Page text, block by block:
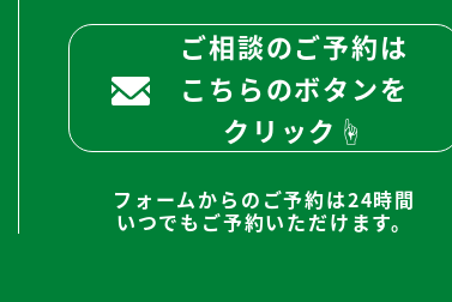
ご相談のご予約は
こちらのボタンを
クリック☝
フォームからのご予約は24時間
いつでもご予約いただけます。